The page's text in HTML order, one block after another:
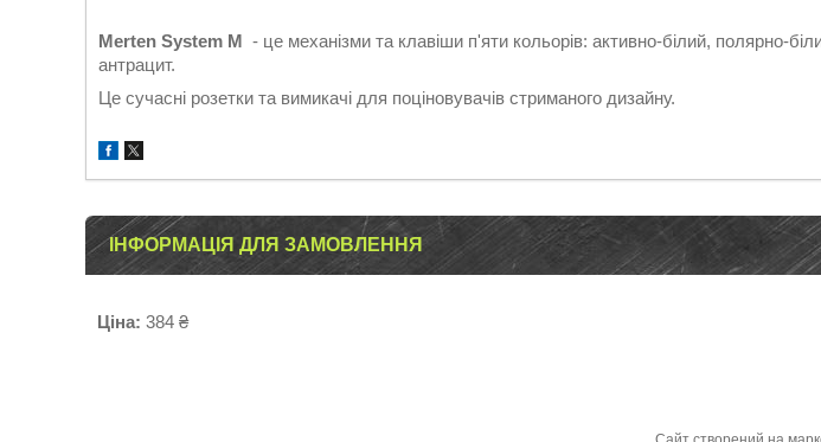
Merten System M - це механізми та клавіши п'яти кольорів: активно-білий, полярно-
антрацит.
Це сучасні розетки та вимикачі для поціновувачів стриманого дизайну.
ІНФОРМАЦІЯ ДЛЯ ЗАМОВЛЕННЯ
Ціна: 384 ₴